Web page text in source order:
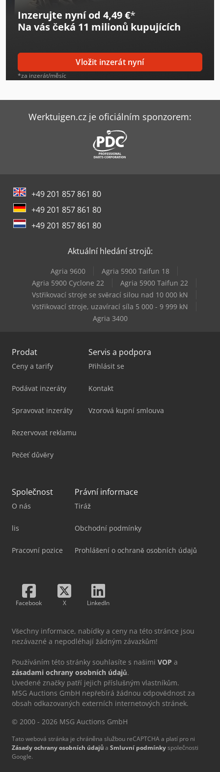
Everising H-560Ha
Haas Umc-500Ss
Heller H 5000
Huvema Hu 230 Dg
Matsuura H.plus-405
Matsuura H.plus-630
Okuma Ma-400Ha
Okuma Mb-4000H
Panhans 680/200
Inzerujte nyní od 4,49 €*
Na vás čeká 11 milionů kupujících
Vložit inzerát nyní
*za inzerát/měsíc
Werktuigen.cz je oficiálním sponzorem:
+49 201 857 861 80
+49 201 857 861 80
+49 201 857 861 80
Aktuální hledání strojů:
Agria 9600
Agria 5900 Taifun 18
Agria 5900 Cyclone 22
Agria 5900 Taifun 22
Vstřikovací stroje se svěrací silou nad 10 000 kN
Vstřikovací stroje, uzavírací síla 5 000 - 9 999 kN
Agria 3400
Prodat
Ceny a tarify
Podávat inzeráty
Spravovat inzeráty
Rezervovat reklamu
Pečeť důvěry
Servis a podpora
Přihlásit se
Kontakt
Vzorová kupní smlouva
Společnost
O nás
lis
Pracovní pozice
Právní informace
Tiráž
Obchodní podmínky
Prohlášení o ochraně osobních údajů
Facebook X LinkedIn
Všechny informace, nabídky a ceny na této stránce jsou
nezávazné a nepodléhají žádným závazkům!
Používáním této stránky souhlasíte s našimi VOP a
zásadami ochrany osobních údajů.
Uvedené značky patří jejich příslušným vlastníkům.
MSG Auctions GmbH nepřebírá žádnou odpovědnost za
obsah odkazovaných externích internetových stránek.
© 2000 - 2026 MSG Auctions GmbH
Tato webová stránka je chráněna službou reCAPTCHA a platí pro ni
Zásady ochrany osobních údajůa Smluvní podmínkyspolečnosti
Google.